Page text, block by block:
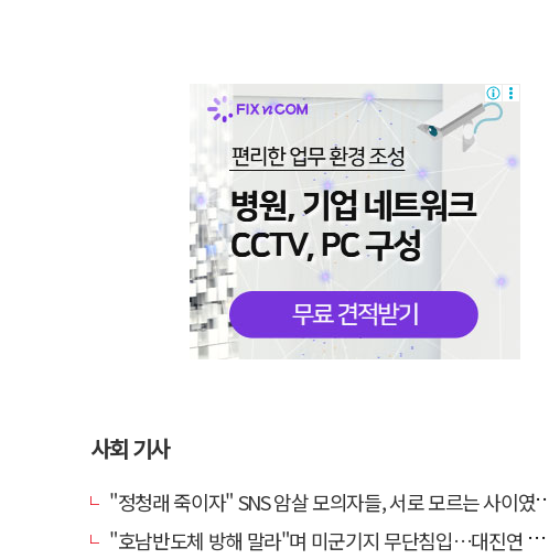
사회 기사
"정청래 죽이자" SNS 암살 모의자들, 서로 모르는 사이였다…檢송치
"호남반도체 방해 말라"며 미군기지 무단침입…대진연 회원 3명 '구속'